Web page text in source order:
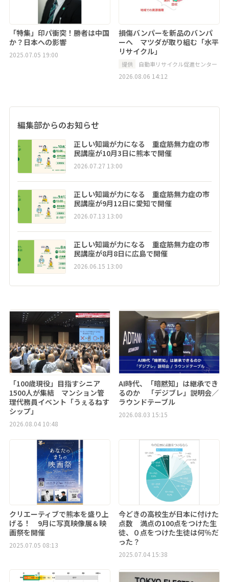
「特集」印パ衝突！勝者は中国
か？日本への影響
2025.07.05 19:00
損傷バンパーを新品のバンパ
ーへ マツダが取り組む「水平
リサイクル」
提供 自動車リサイクル促進センター
2026.08.06 14:12
編集部からのお知らせ
正しい知識が力になる 重症筋無力症の市
民講座が10月3日に熊本で開催
2026.07.27 13:00
正しい知識が力になる 重症筋無力症の市
民講座が9月12日に愛知で開催
2026.07.13 13:00
正しい知識が力になる 重症筋無力症の市
民講座が8月8日に広島で開催
2026.06.15 13:00
「100歳現役」目指すシニア
1500人が集結 マンション管
理代務員イベント「うぇるねす
シップ」
2026.08.04 10:48
AI時代、「暗黙知」は継承でき
るのか 「デジブレ」説明会／
ラウンドテーブル
2026.08.03 15:15
クリエーティブで熊本を盛り上
げる！ 9月に写真映像展＆映
画祭を開催
2025.07.05 08:13
今どきの高校生が日本に付けた
点数 満点の100点をつけた生
徒、０点をつけた生徒は何％だ
った？
2025.07.04 15:38